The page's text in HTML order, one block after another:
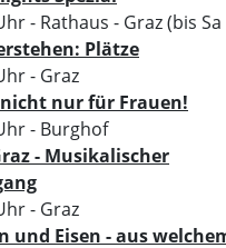
- Rathaus - Graz(bis Sa
Plätze
- Graz
nur für Frauen!
- Burghof
- Musikalischer
- Graz
und Eisen - aus